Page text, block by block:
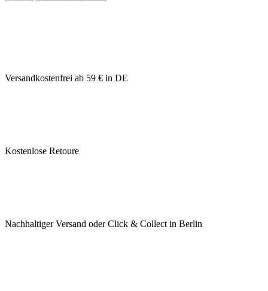
Versandkostenfrei ab 59 € in DE
Kostenlose Retoure
Nachhaltiger Versand oder Click & Collect in Berlin